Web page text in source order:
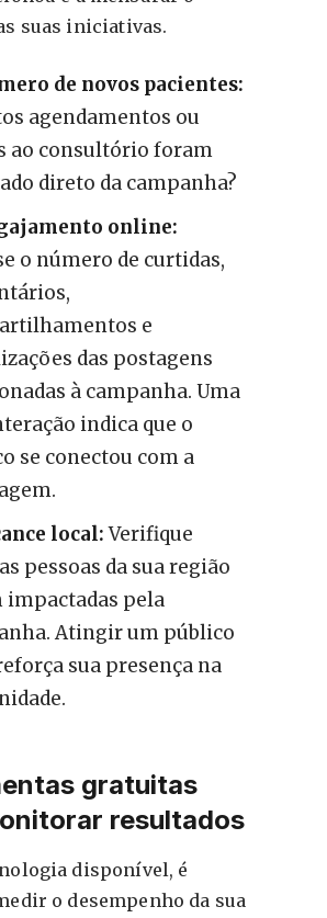
suas iniciativas.
de novos pacientes:
agendamentos ou
ao consultório foram
direto da campanha?
online:
o número de curtidas,
e
das postagens
à campanha. Uma
indica que o
se conectou com a
local:Verifique
pessoas da sua região
impactadas pela
Atingir um público
sua presença na
gratuitas
resultados
disponível, é
o desempenho da sua